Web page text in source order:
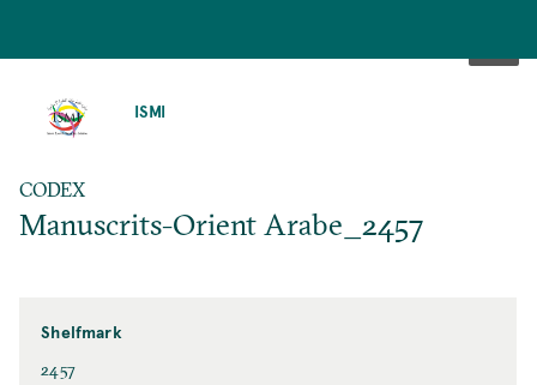
ISMI
CODEX
Manuscrits-Orient Arabe_2457
Shelfmark
2457